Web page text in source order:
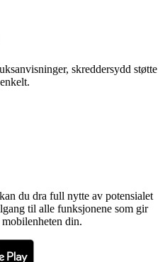
skreddersydd støtte
du dra full nytte av potensialet
til alle funksjonene som gir
din.